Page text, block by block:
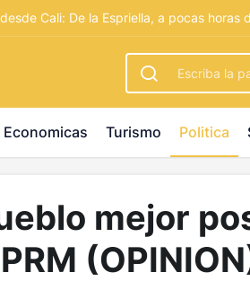
- masterbetting
Cali: De la Espriella, a pocas
Economicas Turismo Politica
mejor